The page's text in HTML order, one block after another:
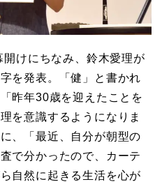
けにちなみ、鈴木愛理が
を発表。「健」と書かれ
昨年30歳を迎えたことを
を意識するようになりま
、「最近、自分が朝型の
で分かったので、カーテ
自然に起きる生活を心が